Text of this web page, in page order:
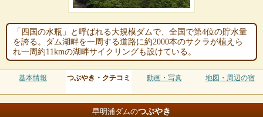
「四国の水瓶」と呼ばれる大規模ダムで、全国で第4位の貯水量
を誇る。ダム湖畔を一周する道路に約2000本のサクラが植えら
れ一周約11kmの湖畔サイクリングも設けている。
基本情報 つぶやき・クチコミ 動画・写真 地図・周辺の宿
早明浦ダムのつぶやき